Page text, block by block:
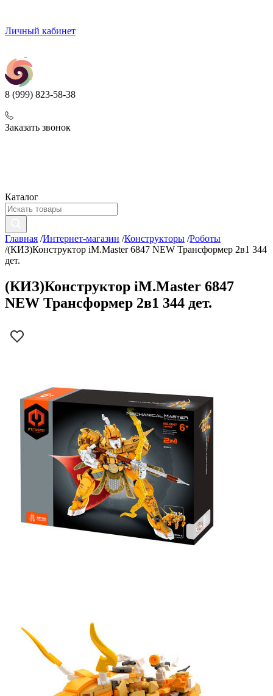
Личный кабинет
8 (999) 823-58-38
Заказать звонок
Каталог
Главная /Интернет-магазин /Конструкторы /Роботы
/(КИЗ)Конструктор iM.Master 6847 NEW Трансформер 2в1 344
дет.
(КИЗ)Конструктор iM.Master 6847
NEW Трансформер 2в1 344 дет.